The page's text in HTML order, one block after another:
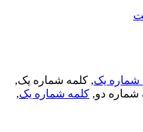
یک, کلمه شماره یک,
دو,کلمه شماره یک,